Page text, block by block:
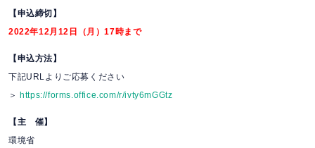
【申込締切】
2022年12月12日（月）17時まで
【申込方法】
下記URLよりご応募ください
＞ https://forms.office.com/r/ivty6mGGtz
【主 催】
環境省